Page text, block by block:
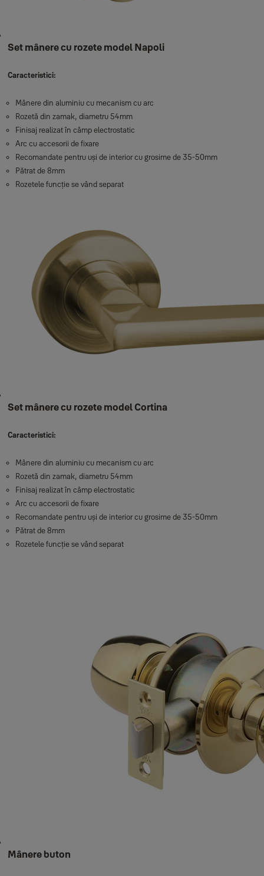
Set mânere cu rozete model Napoli
Caracteristici:
Mânere din aluminiu cu mecanism cu arc
Rozetă din zamak, diametru 54mm
Finisaj realizat în câmp electrostatic
Arc cu accesorii de fixare
Recomandate pentru uși de interior cu grosime de 35-50mm
Pătrat de 8mm
Rozetele funcție se vând separat
Set mânere cu rozete model Cortina
Caracteristici:
Mânere din aluminiu cu mecanism cu arc
Rozetă din zamak, diametru 54mm
Finisaj realizat în câmp electrostatic
Arc cu accesorii de fixare
Recomandate pentru uși de interior cu grosime de 35-50mm
Pătrat de 8mm
Rozetele funcție se vând separat
Mânere buton